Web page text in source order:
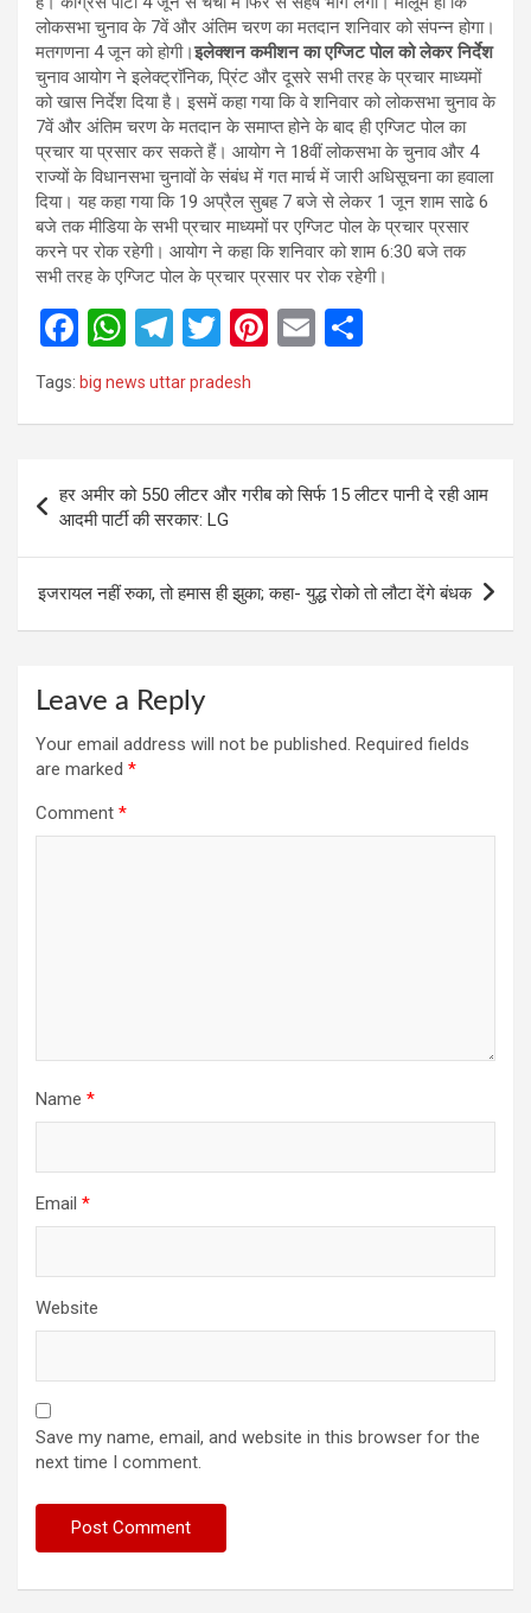
लोकसभा चुनाव के 7वें और अंतिम चरण का मतदान शनिवार को संपन्न होगा।
मतगणना 4 जून को होगी।इलेक्शन कमीशन का एग्जिट पोल को लेकर निर्देश
चुनाव आयोग ने इलेक्ट्रॉनिक, प्रिंट और दूसरे सभी तरह के प्रचार माध्यमों
को खास निर्देश दिया है। इसमें कहा गया कि वे शनिवार को लोकसभा चुनाव के
7वें और अंतिम चरण के मतदान के समाप्त होने के बाद ही एग्जिट पोल का
प्रचार या प्रसार कर सकते हैं। आयोग ने 18वीं लोकसभा के चुनाव और 4
राज्यों के विधानसभा चुनावों के संबंध में गत मार्च में जारी अधिसूचना का हवाला
दिया। यह कहा गया कि 19 अप्रैल सुबह 7 बजे से लेकर 1 जून शाम साढे 6
बजे तक मीडिया के सभी प्रचार माध्यमों पर एग्जिट पोल के प्रचार प्रसार
करने पर रोक रहेगी। आयोग ने कहा कि शनिवार को शाम 6:30 बजे तक
सभी तरह के एग्जिट पोल के प्रचार प्रसार पर रोक रहेगी।
F
a
ce
o
o
k
W
at
A
p
p
T
e
a
m
T
wi
tt
Pi
t
E
Tags: big news uttar pradesh
navigation
हर अमीर को 550 लीटर और गरीब को सिर्फ 15 लीटर पानी दे रही आम
आदमी पार्टी की सरकार: LG
इजरायल नहीं रुका, तो हमास ही झुका; कहा- युद्ध रोको तो लौटा देंगे बंधक
Leave a Reply
Your email address will not be published. Required fields
are marked *
Comment *
Name *
Email *
Website
Save my name, email, and website in this browser for the
next time I comment.